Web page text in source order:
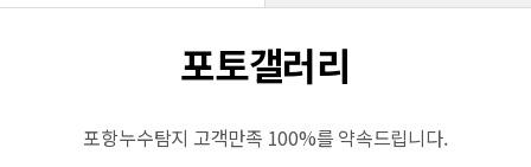
포토갤러리
포항누수탐지 고객만족 100%를 약속드립니다.